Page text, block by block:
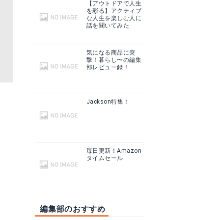
【アウトドアで人生
を彩る】アクティブ
な人生を楽しむ人に
話を聞いてみた
気になる商品に突
撃！暮らし〜の編集
部レビュー録！
Jackson特集！
毎日更新！Amazon
タイムセール
編集部のおすすめ